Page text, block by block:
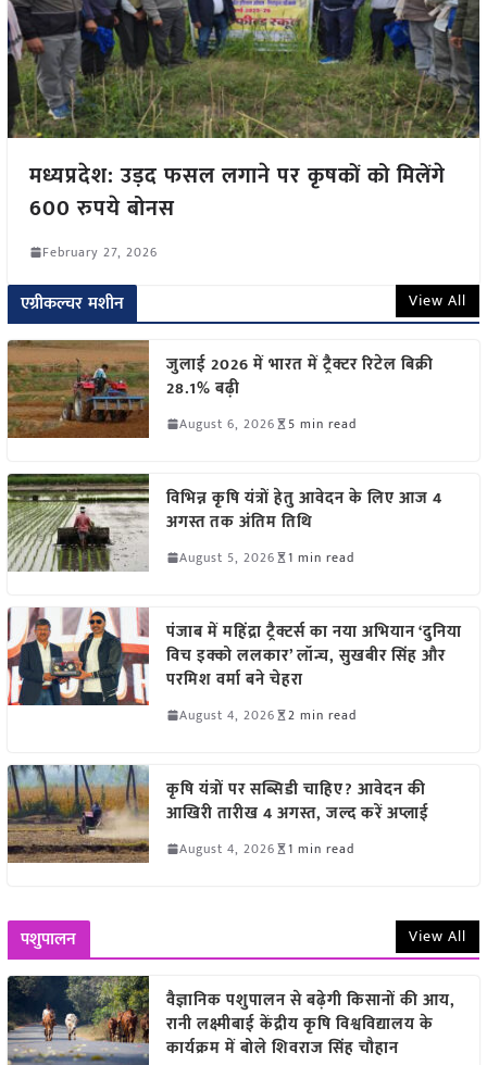
मध्यप्रदेश: उड़द फसल लगाने पर कृषकों को मिलेंगे
600 रुपये बोनस
February 27, 2026
एग्रीकल्चर मशीन View All
जुलाई 2026 में भारत में ट्रैक्टर रिटेल बिक्री
28.1% बढ़ी
August 6, 2026 5 min read
विभिन्न कृषि यंत्रों हेतु आवेदन के लिए आज 4
अगस्त तक अंतिम तिथि
August 5, 2026 1 min read
पंजाब में महिंद्रा ट्रैक्टर्स का नया अभियान ‘दुनिया
विच इक्को ललकार’ लॉन्च, सुखबीर सिंह और
परमिश वर्मा बने चेहरा
August 4, 2026 2 min read
कृषि यंत्रों पर सब्सिडी चाहिए? आवेदन की
आखिरी तारीख 4 अगस्त, जल्द करें अप्लाई
August 4, 2026 1 min read
पशुपालन View All
वैज्ञानिक पशुपालन से बढ़ेगी किसानों की आय,
रानी लक्ष्मीबाई केंद्रीय कृषि विश्वविद्यालय के
कार्यक्रम में बोले शिवराज सिंह चौहान